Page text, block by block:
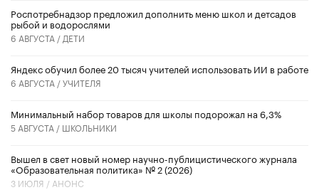
Роспотребнадзор предложил дополнить меню школ и детсадов
рыбой и водорослями
6 АВГУСТА / ДЕТИ
​Яндекс обучил более 20 тысяч учителей использовать ИИ в работе
6 АВГУСТА /УЧИТЕЛЯ
Минимальный набор товаров для школы подорожал на 6,3%
5 АВГУСТА / ШКОЛЬНИКИ
Вышел в свет новый номер научно-публицистического журнала
«Образовательная политика» № 2 (2026)
3 ИЮЛЯ / АНОНС